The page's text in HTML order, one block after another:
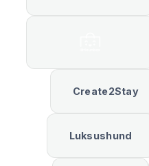
Create2Stay
Luksushund